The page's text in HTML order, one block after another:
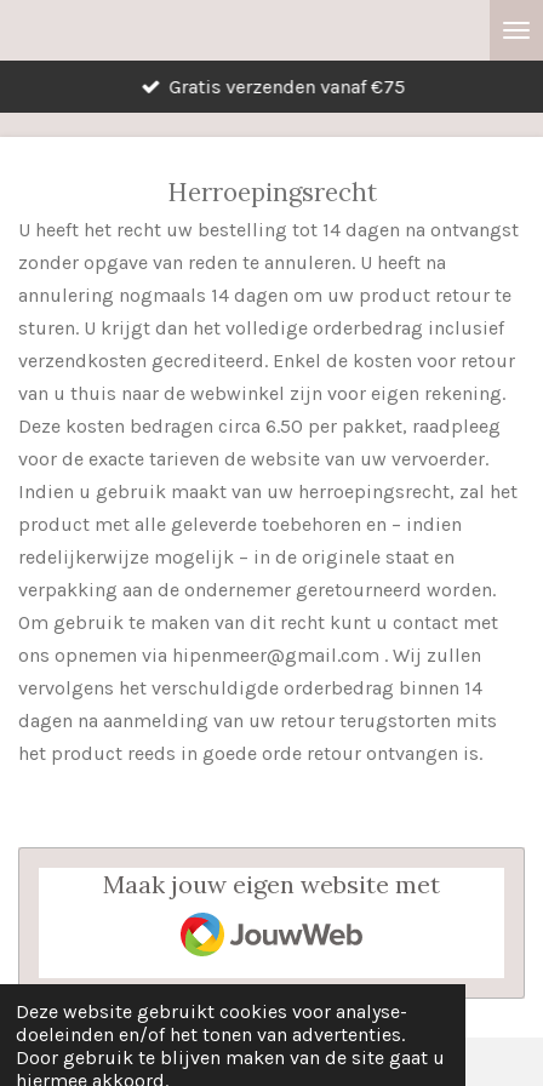
Deze website gebruikt cookies voor analyse-
doeleinden en/of het tonen van advertenties.
Door gebruik te blijven maken van de site gaat u
hiermee akkoord.
direct
Gratis verzenden vanaf €75
Herroepingsrecht
U heeft het recht uw bestelling tot 14 dagen na ontvangst
zonder opgave van reden te annuleren. U heeft na
annulering nogmaals 14 dagen om uw product retour te
sturen. U krijgt dan het volledige orderbedrag inclusief
verzendkosten gecrediteerd. Enkel de kosten voor retour
van u thuis naar de webwinkel zijn voor eigen rekening.
Deze kosten bedragen circa 6.50 per pakket, raadpleeg
voor de exacte tarieven de website van uw vervoerder.
Indien u gebruik maakt van uw herroepingsrecht, zal het
product met alle geleverde toebehoren en – indien
redelijkerwijze mogelijk – in de originele staat en
verpakking aan de ondernemer geretourneerd worden.
Om gebruik te maken van dit recht kunt u contact met
ons opnemen via hipenmeer@gmail.com . Wij zullen
vervolgens het verschuldigde orderbedrag binnen 14
dagen na aanmelding van uw retour terugstorten mits
het product reeds in goede orde retour ontvangen is.
Maak jouw eigen website met
JouwWeb